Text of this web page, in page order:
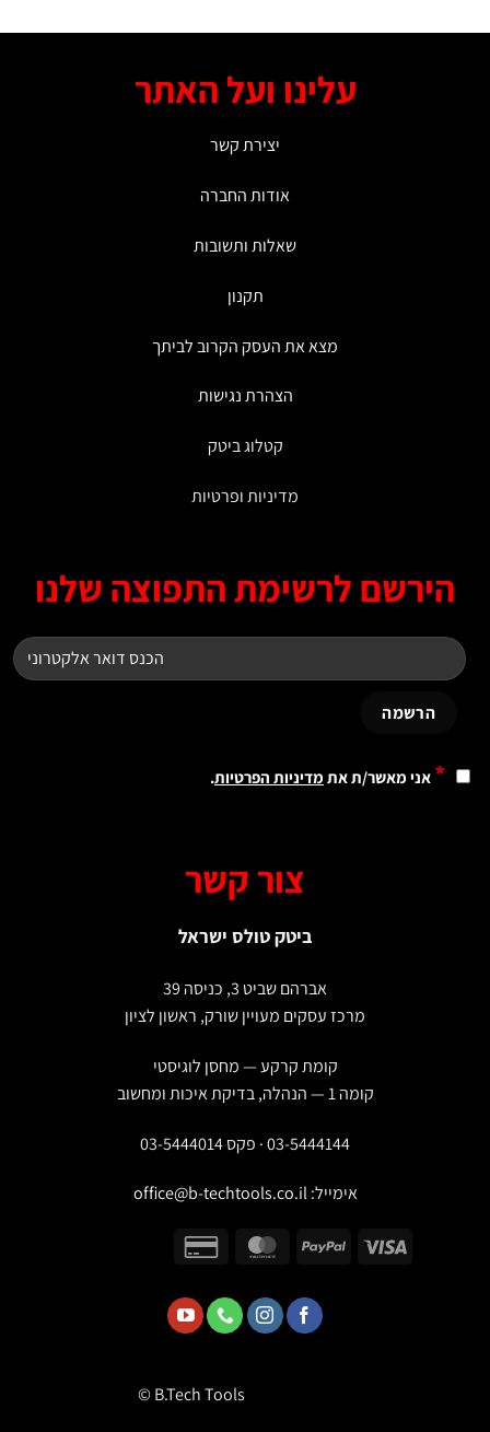
סוגים.
עלינו ועל האתר
יצירת קשר
אודות החברה
שאלות ותשובות
מצא את העסק הקרוב לביתך
הצהרת נגישות
קטלוג ביטק
מדיניות ופרטיות
לרשימת התפוצה שלנו
אני מאשר/ת אתמדיניות הפרטיות.
צור קשר
ביטק טולס ישראל
אברהם שביט 3, כניסה 39
מרכז עסקים מעויין שורק, ראשון לציון
קומת קרקע — מחסן לוגיסטי
03-5444144 · פקס 03-5444014
אימייל:office@b-techtools.co.il
© B.Tech Tools